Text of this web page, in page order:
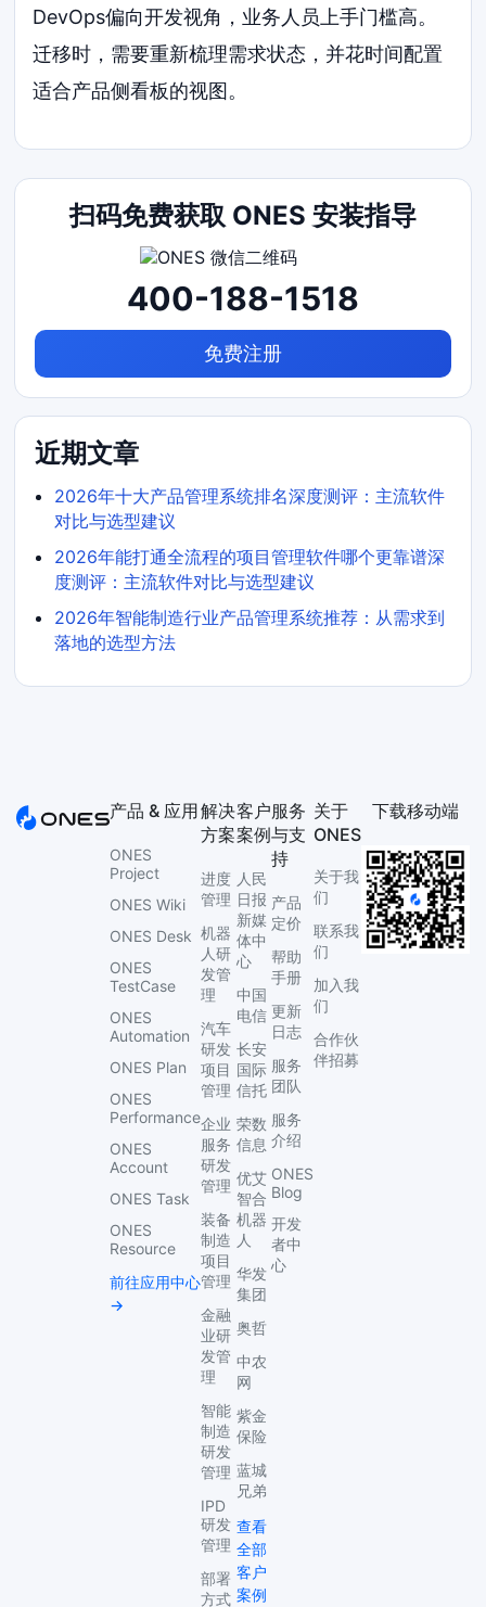
DevOps偏向开发视角，业务人员上手门槛高。
迁移时，需要重新梳理需求状态，并花时间配置
适合产品侧看板的视图。
扫码免费获取 ONES 安装指导
400-188-1518
免费注册
近期文章
2026年十大产品管理系统排名深度测评：主流软件
对比与选型建议
2026年能打通全流程的项目管理软件哪个更靠谱深
度测评：主流软件对比与选型建议
2026年智能制造行业产品管理系统推荐：从需求到
落地的选型方法
产品 & 应用
ONES
Project
ONES Wiki
ONES Desk
ONES
TestCase
ONES
Automation
ONES Plan
ONES
Performance
ONES
Account
ONES Task
ONES
Resource
前往应用中心
→
解决
方案
进度
管理
机器
人研
发管
理
汽车
研发
项目
管理
企业
服务
研发
管理
装备
制造
项目
管理
金融
业研
发管
理
智能
制造
研发
管理
IPD
研发
管理
部署
方式
客户
案例
人民
日报
新媒
体中
心
中国
电信
长安
国际
信托
荣数
信息
优艾
智合
机器
人
华发
集团
奥哲
中农
网
紫金
保险
蓝城
兄弟
查看
全部
客户
案例
服务
与支
持
产品
定价
帮助
手册
更新
日志
服务
团队
服务
介绍
ONES
Blog
开发
者中
心
关于
ONES
关于我
们
联系我
们
加入我
们
合作伙
伴招募
下载移动端